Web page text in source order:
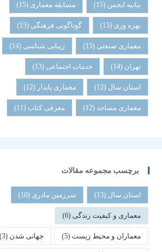
بیانیه انجمن (15) مسابقه معماری (15)
بهره وری (15) گوناگونی فرهنگی (15)
معماری صنعتی (15) زیبایی شناسی (14)
تهران (14) خدمات اجتماعی (13)
استان سال (12) معماری پایدار (12)
معماری مساجد(12) معرفی کتاب (11)
برچسب مجموعه مقالات
استان سال (13) سرزمین مادری (10)
معماری و کیفیت زندگی(6)
معماران و محیط زیست(5) جهانی شدن (3)